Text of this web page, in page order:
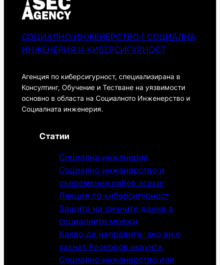
СОЦИАЛНО ИНЖЕНЕРСТВО | СОЦИАЛНА
ИНЖЕНЕРИЯ И КИБЕРСИГУРНОСТ
Агенция по киберсигурност, специализирана в
Консултинг, Обучение и Тестване на уязвимости
основно в областа на Социалното Инженерство и
Социалната инженерия.
Статии
Социална инженерия,
Социално инженерство и
съвременни кибер атаки:
Лекция по киберсигурност
Защита на личните данни в
социалните мрежи
Какво да направите, ако ви е
хакнат Facebook акаунта
Социално инженерство или